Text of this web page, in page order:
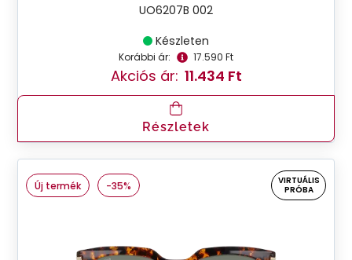
UO6207B 002
Készleten
Korábbi ár: 17.590 Ft
Akciós ár: 11.434 Ft
Részletek
Új termék -35%
VIRTUÁLIS
PRÓBA